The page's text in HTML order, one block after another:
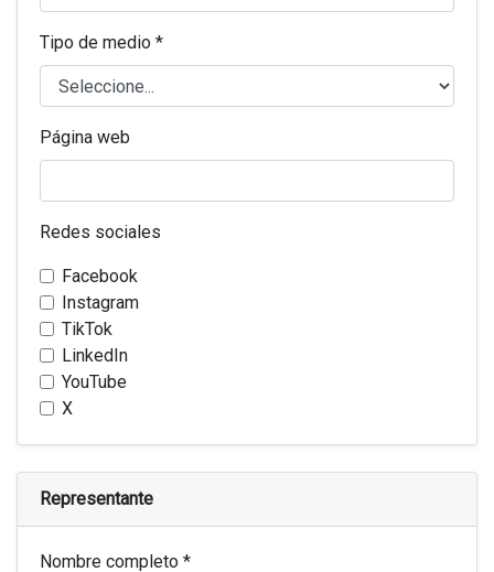
Tipo de medio *
Página web
Redes sociales
Facebook
Instagram
TikTok
LinkedIn
YouTube
X
Representante
Nombre completo *